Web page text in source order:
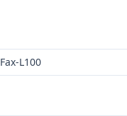
Fax-L100